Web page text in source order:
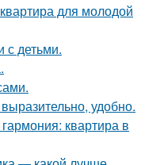
для молодой
с детьми.
удобно.
квартира в